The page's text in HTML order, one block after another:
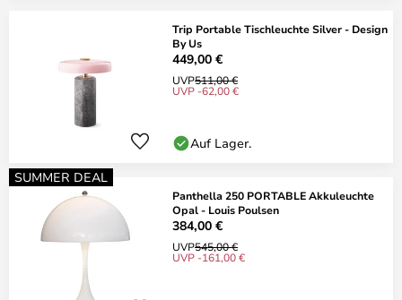
Trip Portable Tischleuchte Silver - Design
By Us
449,00 €
UVP511,00 €
UVP -62,00 €
Auf Lager.
SUMMER DEAL
Panthella 250 PORTABLE Akkuleuchte
Opal - Louis Poulsen
384,00 €
UVP545,00 €
UVP -161,00 €